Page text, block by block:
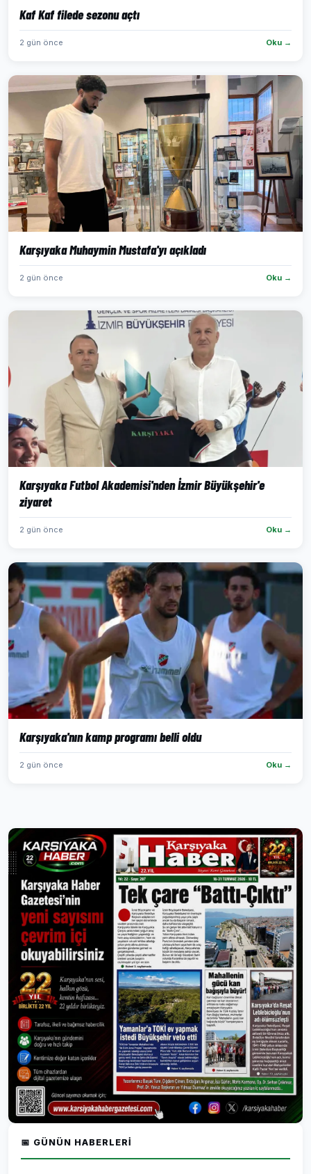
Kaf Kaf filede sezonu açtı
2 gün önce Oku →
Karşıyaka Muhaymin Mustafa'yı açıkladı
2 gün önce Oku →
Karşıyaka Futbol Akademisi'nden İzmir Büyükşehir'e
ziyaret
2 gün önce Oku →
Karşıyaka'nın kamp programı belli oldu
2 gün önce Oku →
📅 GÜNÜN HABERLERI